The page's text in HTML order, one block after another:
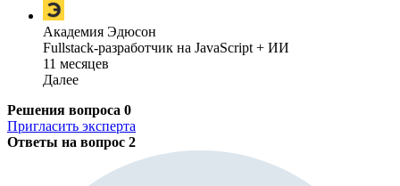
Академия Эдюсон
Fullstack-разработчик на JavaScript + ИИ
11 месяцев
Далее
Решения вопроса 0
Пригласить эксперта
Ответы на вопрос 2